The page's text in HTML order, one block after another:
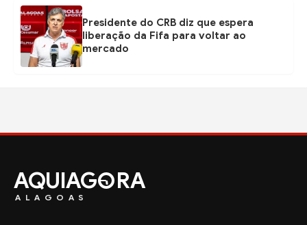
Presidente do CRB diz que espera
liberação da Fifa para voltar ao
mercado
AQUIAG RA
ALAGOAS